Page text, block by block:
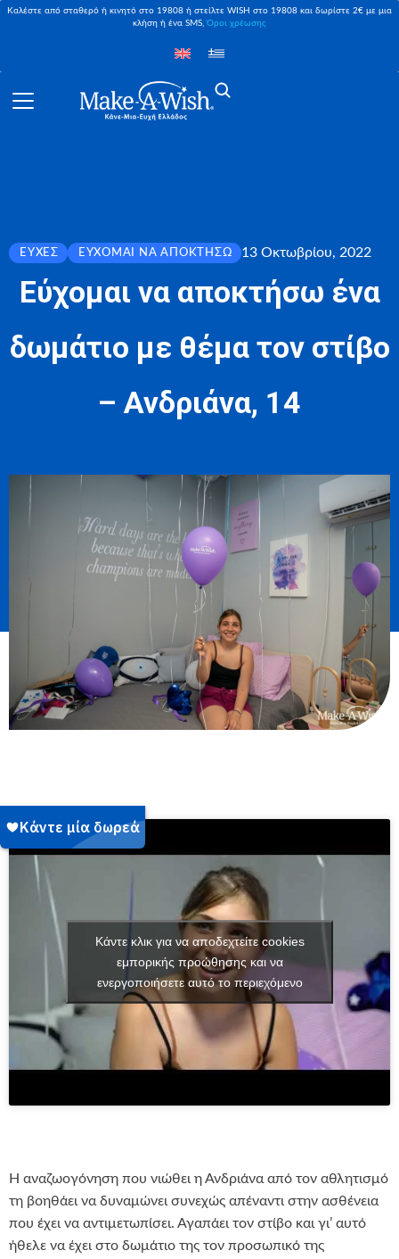
Καλέστε από σταθερό ή κινητό στο 19808 ή στείλτε WISH στο 19808 και δωρίστε 2€ με μια
κλήση ή ένα SMS,Όροι χρέωσης
ΕΥΧΈΣ ΕΎΧΟΜΑΙ ΝΑ ΑΠΟΚΤΉΣΩ 13 Οκτωβρίου, 2022
Εύχομαι να αποκτήσω ένα
δωμάτιο με θέμα τον στίβο
– Ανδριάνα, 14
Κάντε κλικ για να αποδεχτείτε cookies
εμπορικής προώθησης και να
ενεργοποιήσετε αυτό το περιεχόμενο
Η αναζωογόνηση που νιώθει η Ανδριάνα από τον αθλητισμό
τη βοηθάει να δυναμώνει συνεχώς απέναντι στην ασθένεια
που έχει να αντιμετωπίσει. Αγαπάει τον στίβο και γι’ αυτό
ήθελε να έχει στο δωμάτιο της τον προσωπικό της